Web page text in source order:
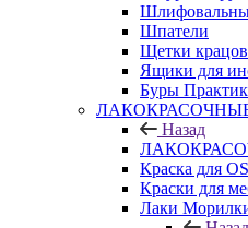
Шпатели
Щетки
Ящики для
Буры
Назад
Краска для
Краски для
Лаки